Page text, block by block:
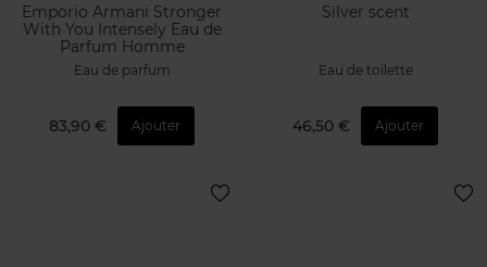
Emporio Armani Stronger
With You Intensely Eau de
Parfum Homme
Eau de parfum
83,90 € Ajouter
Silver scent
Eau de toilette
46,50 € Ajouter